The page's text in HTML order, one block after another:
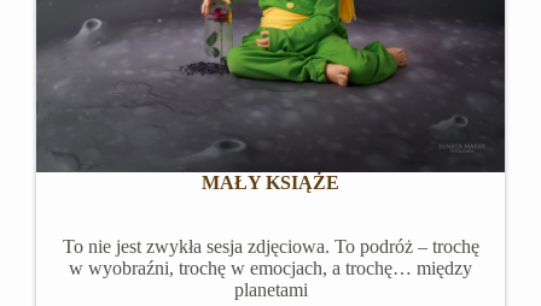
MAŁY KSIĄŻE
To nie jest zwykła sesja zdjęciowa. To podróż – trochę
w wyobraźni, trochę w emocjach, a trochę… między
planetami